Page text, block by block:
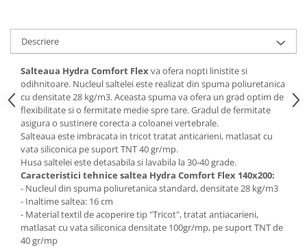
Scaune gradinita
Set mese si scaune gradinita
Mobilier copii
Mobila camera copii
Scaune birou pentru copii
Saltele patuturi copii
Paturi copii
Masa si scaune gradinita
Seturi comode living si dormitor
Descriere
Salteaua Hydra Comfort Flexva ofera nopti linistite si
odihnitoare. Nucleul saltelei este realizat din spuma poliuretanica
cu densitate 28 kg/m3. Aceasta spuma va ofera un grad optim de
flexibilitate si o fermitate medie spre tare. Gradul de fermitate
asigura o sustinere corecta a coloanei vertebrale.
Salteaua este imbracata in tricot tratat anticarieni, matlasat cu
vata siliconica pe suport TNT 40 gr/mp.
Husa saltelei este detasabila si lavabila la 30-40 grade.
Caracteristici tehnice saltea Hydra Comfort Flex 140x200:
- Nucleul din spuma poliuretanica standard, densitate 28 kg/m3
- Inaltime saltea: 16 cm
- Material textil de acoperire tip "Tricot", tratat antiacarieni,
matlasat cu vata siliconica densitate 100gr/mp, pe suport TNT de
40 gr/mp